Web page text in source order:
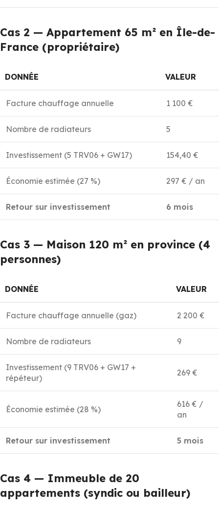
Cas 2 — Appartement 65 m² en Île-de-
France (propriétaire)
DONNÉE VALEUR
Facture chauffage annuelle 1 100 €
Nombre de radiateurs 5
Investissement (5 TRV06 + GW17) 154,40 €
Économie estimée (27 %) 297 € / an
Retour sur investissement 6 mois
Cas 3 — Maison 120 m² en province (4
personnes)
DONNÉE VALEUR
Facture chauffage annuelle (gaz) 2 200 €
Nombre de radiateurs 9
Investissement (9 TRV06 + GW17 +
répéteur)
269 €
Économie estimée (28 %)
616 € /
an
Retour sur investissement 5 mois
Cas 4 — Immeuble de 20
appartements (syndic ou bailleur)